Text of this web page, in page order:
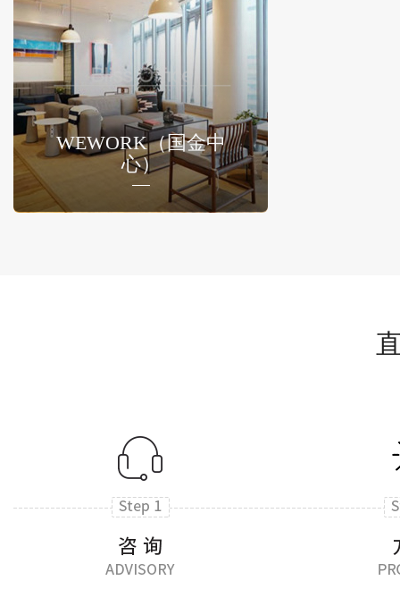
WEWORK（国金中
心）